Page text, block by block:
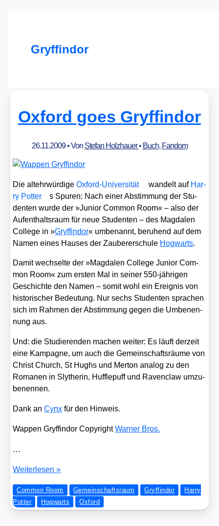
Gryffindor
Oxford goes Gryffindor
26.11.2009• Von Stefan Holzhauer• Buch, Fandom
Die alt­ehr­wür­di­geOxford-Uni­ver­si­tät wan­delt auf Har­
ry Pot­ter
s Spu­ren: Nach einer Abstim­mung der Stu­
den­ten wur­de der »Juni­or Com­mon Room« – also der
Auf­ent­halts­raum für neue Stu­den­ten – des Mag­da­len
Col­lege in »Gryffin­dor« umbe­nannt, beru­hend auf dem
Namen eines Hau­ses der Zau­be­rer­schu­le Hog­warts.
Damit wech­sel­te der »Mag­da­len Col­lege Juni­or Com­
mon Room« zum ers­ten Mal in sei­ner 550-jäh­ri­gen
Geschich­te den Namen – somit wohl ein Ereig­nis von
his­to­ri­scher Bedeu­tung. Nur sechs Stu­den­ten spra­chen
sich im Rah­men der Abstim­mung gegen die Umbe­nen­
nung aus.
Und: die Stu­die­ren­den machen wei­ter: Es läuft der­zeit
eine Kam­pa­gne, um auch die Gemein­schafts­räu­me von
Christ Church, St Hughs und Mer­ton ana­log zu den
Roma­nen in Sly­the­rin, Huf­fle­puff und Raven­claw umzu­
be­nen­nen.
Dank anCynx für den Hin­weis.
Wap­pen Gryffin­dor Copy­rightWar­ner Bros.
…
Oxford
Gryffin­
dor
Wei­ter­le­sen »
Common Room Gemeinschaftsraum Gryffindor
Harry
Potter
Hogwarts Oxford